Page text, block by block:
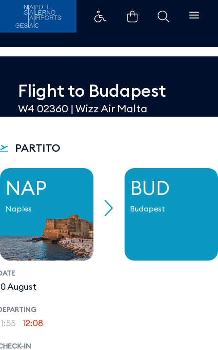
Dettaglio - Aeroporti di Napoli
Flight to Budapest
W4 02360 |Wizz Air Malta
PARTITO
NAP
Naples
August
12:08
IN
BUD
Budapest